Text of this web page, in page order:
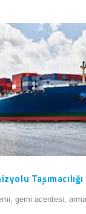
gemi acentesi,